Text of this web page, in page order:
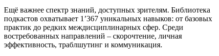
Ещё важнее спектр знаний, доступных зрителям. Библиотека
подкастов охватывает 1’367 уникальных навыков: от базовых
практик до редких междисциплинарных сфер. Среди
востребованных направлений – скорочтение, личная
эффективность, траблшутинг и коммуникация.